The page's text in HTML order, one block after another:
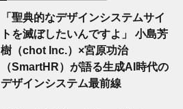
「聖典的なデザインシステムサイ
トを滅ぼしたいんですよ」 小島芳
樹（chot Inc.）×宮原功治
（SmartHR）が語る生成AI時代の
デザインシステム最前線